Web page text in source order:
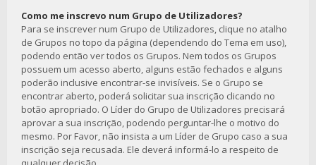
Como me inscrevo num Grupo de Utilizadores?
Para se inscrever num Grupo de Utilizadores, clique no atalho
de Grupos no topo da página (dependendo do Tema em uso),
podendo então ver todos os Grupos. Nem todos os Grupos
possuem um acesso aberto, alguns estão fechados e alguns
poderão inclusive encontrar-se invisíveis. Se o Grupo se
encontrar aberto, poderá solicitar sua inscrição clicando no
botão apropriado. O Líder do Grupo de Utilizadores precisará
aprovar a sua inscrição, podendo perguntar-lhe o motivo do
mesmo. Por Favor, não insista a um Líder de Grupo caso a sua
inscrição seja recusada. Ele deverá informá-lo a respeito de